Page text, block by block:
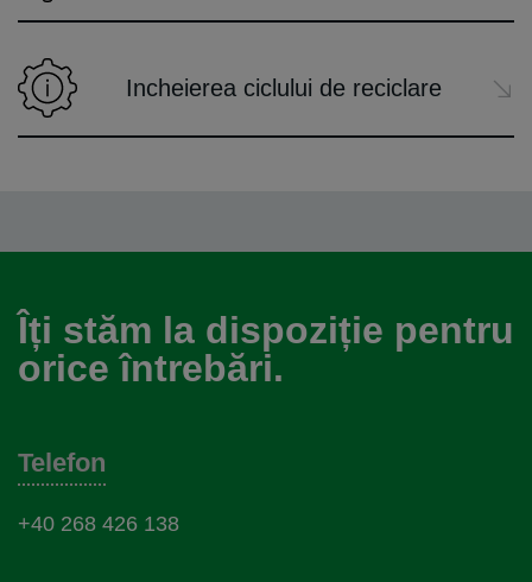
Incheierea ciclului de reciclare
Îți stăm la dispoziție pentru
orice întrebări.
Telefon
+40 268 426 138